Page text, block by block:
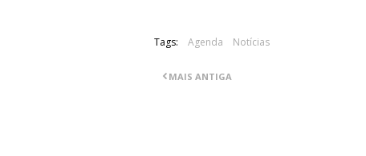
Tags: Agenda Notícias
MAIS ANTIGA